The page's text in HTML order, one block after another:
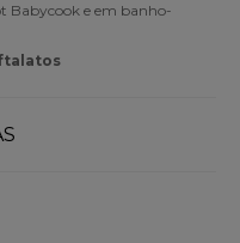
Babycook e em banho-
ftalatos